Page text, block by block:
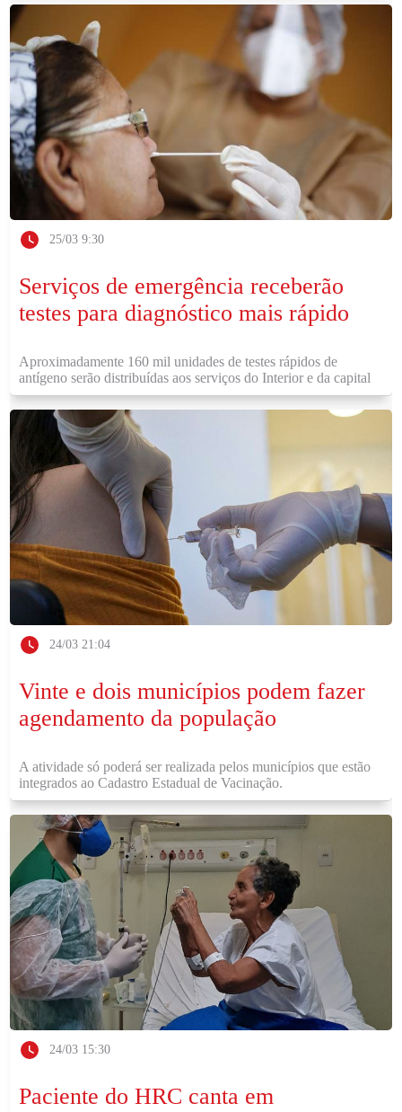
25/03 9:30
Serviços de emergência receberão
testes para diagnóstico mais rápido
Aproximadamente 160 mil unidades de testes rápidos de
antígeno serão distribuídas aos serviços do Interior e da capital
24/03 21:04
Vinte e dois municípios podem fazer
agendamento da população
A atividade só poderá ser realizada pelos municípios que estão
integrados ao Cadastro Estadual de Vacinação.
24/03 15:30
Paciente do HRC canta em